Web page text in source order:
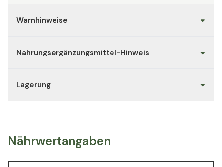
Warnhinweise
Nahrungsergänzungsmittel-Hinweis
Lagerung
Nährwertangaben